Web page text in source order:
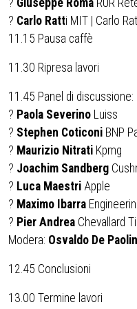
? Giuseppe Roma RUR
? Carlo Ratti MIT | Carlo
11.15 Pausa caffè
11.30 Ripresa lavori
11.45 Panel di discussione:
? Paola Severino Luiss
? Stephen Coticoni BNP
? Maurizio Nitrati Kpmg
? Joachim Sandberg
? Luca Maestri Apple
? Maximo Ibarra
? Pier Andrea Chevallard
Modera: Osvaldo De
12.45 Conclusioni
13.00 Termine lavori